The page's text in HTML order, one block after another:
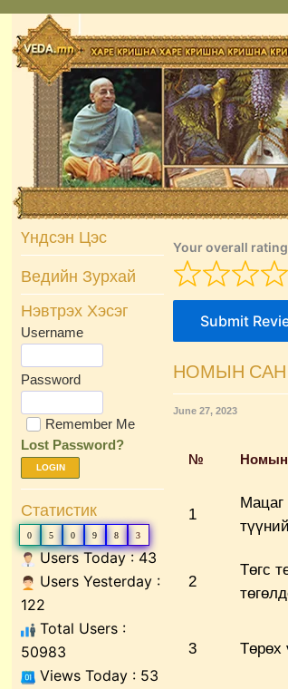
Skip
content
Үндсэн Цэс
Ведийн Зурхай
Нэвтрэх Хэсэг
Username
Password
Remember Me
Lost Password?
LOGIN
Статистик
0 5 0 9 8 3
Users Today : 43
Users Yesterday :
122
Total Users :
50983
Views Today : 53
Your overall rating
Submit
НОМЫН САН
June 27, 2023
№ Номын
1
Мацаг
2
Төгс
3 Төрөх